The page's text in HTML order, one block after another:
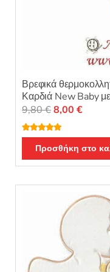
Βρεφικά
Καρδιά New Baby
Βαθμολογή
θηκε με 5.00
από 5
9,80€Original
price
was:
9,80 €.
8,00 €Η
τιμή
είναι:
8,00
Προσθήκη στο